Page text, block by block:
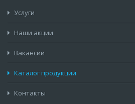
Услуги
Наши акции
Вакансии
Каталог продукции
Контакты